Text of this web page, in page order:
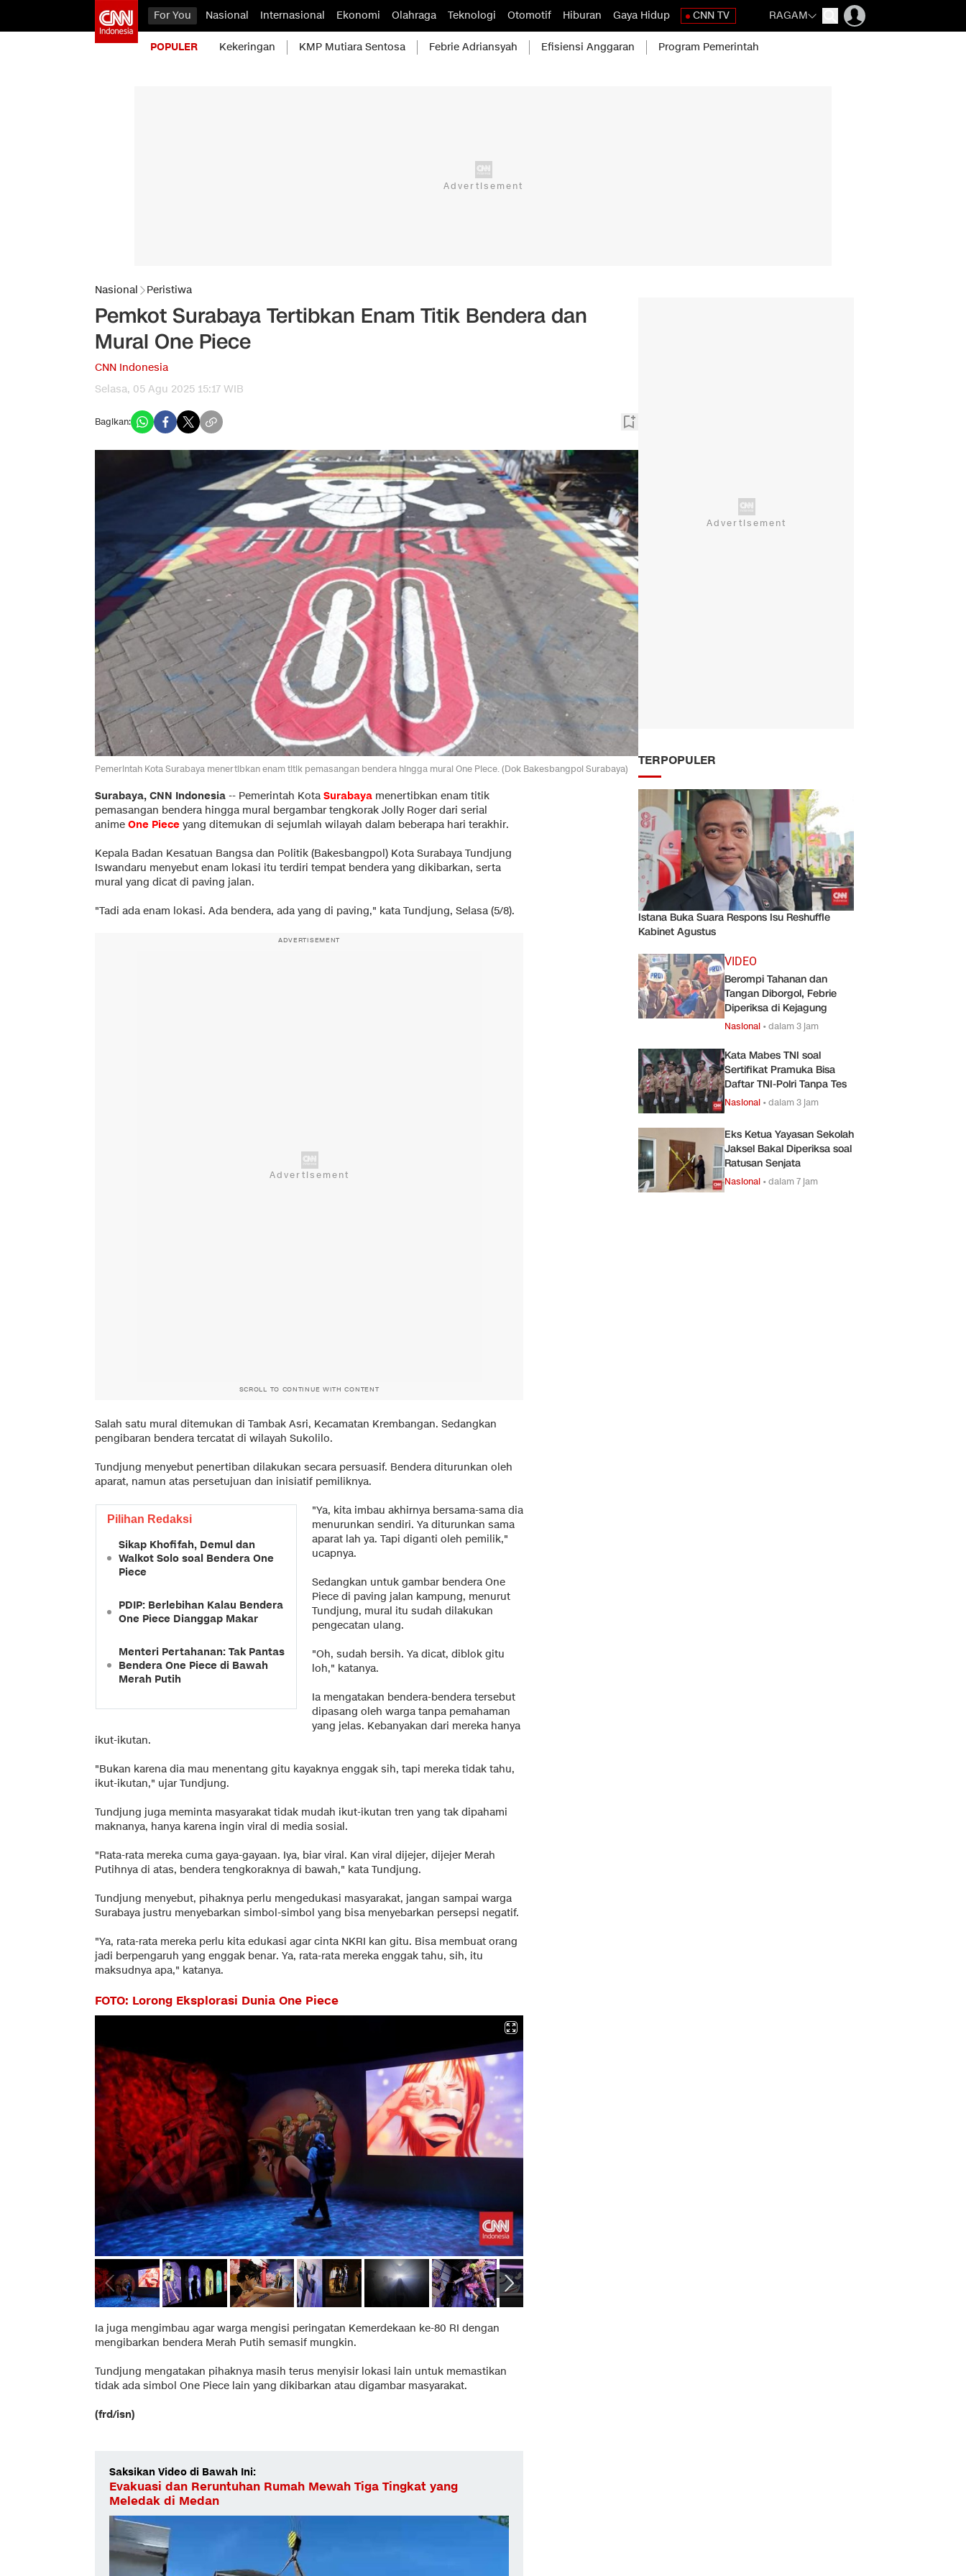
For You Nasional Internasional Ekonomi Olahraga Teknologi Otomotif Hiburan Gaya Hidup CNN TV RAGAM
POPULER Kekeringan KMP Mutiara Sentosa Febrie Adriansyah Efisiensi Anggaran Program Pemerintah
Nasional Peristiwa
Pemkot Surabaya Tertibkan Enam Titik Bendera dan
Mural One Piece
CNN Indonesia
Selasa, 05 Agu 2025 15:17 WIB
Bagikan:
Pemerintah Kota Surabaya menertibkan enam titik pemasangan bendera hingga mural One Piece. (Dok Bakesbangpol Surabaya)
Surabaya, CNN Indonesia -- Pemerintah Kota Surabaya menertibkan enam titik
pemasangan bendera hingga mural bergambar tengkorak Jolly Roger dari serial
anime One Piece yang ditemukan di sejumlah wilayah dalam beberapa hari terakhir.
Kepala Badan Kesatuan Bangsa dan Politik (Bakesbangpol) Kota Surabaya Tundjung
Iswandaru menyebut enam lokasi itu terdiri tempat bendera yang dikibarkan, serta
mural yang dicat di paving jalan.
"Tadi ada enam lokasi. Ada bendera, ada yang di paving," kata Tundjung, Selasa (5/8).
ADVERTISEMENT
SCROLL TO CONTINUE WITH CONTENT
Salah satu mural ditemukan di Tambak Asri, Kecamatan Krembangan. Sedangkan
pengibaran bendera tercatat di wilayah Sukolilo.
Tundjung menyebut penertiban dilakukan secara persuasif. Bendera diturunkan oleh
aparat, namun atas persetujuan dan inisiatif pemiliknya.
Pilihan Redaksi
Sikap Khofifah, Demul dan
Walkot Solo soal Bendera One
Piece
PDIP: Berlebihan Kalau Bendera
One Piece Dianggap Makar
Menteri Pertahanan: Tak Pantas
Bendera One Piece di Bawah
Merah Putih
"Ya, kita imbau akhirnya bersama-sama dia
menurunkan sendiri. Ya diturunkan sama
aparat lah ya. Tapi diganti oleh pemilik,"
ucapnya.
Sedangkan untuk gambar bendera One
Piece di paving jalan kampung, menurut
Tundjung, mural itu sudah dilakukan
pengecatan ulang.
"Oh, sudah bersih. Ya dicat, diblok gitu
loh," katanya.
Ia mengatakan bendera-bendera tersebut
dipasang oleh warga tanpa pemahaman
yang jelas. Kebanyakan dari mereka hanya
ikut-ikutan.
"Bukan karena dia mau menentang gitu kayaknya enggak sih, tapi mereka tidak tahu,
ikut-ikutan," ujar Tundjung.
Tundjung juga meminta masyarakat tidak mudah ikut-ikutan tren yang tak dipahami
maknanya, hanya karena ingin viral di media sosial.
"Rata-rata mereka cuma gaya-gayaan. Iya, biar viral. Kan viral dijejer, dijejer Merah
Putihnya di atas, bendera tengkoraknya di bawah," kata Tundjung.
Tundjung menyebut, pihaknya perlu mengedukasi masyarakat, jangan sampai warga
Surabaya justru menyebarkan simbol-simbol yang bisa menyebarkan persepsi negatif.
"Ya, rata-rata mereka perlu kita edukasi agar cinta NKRI kan gitu. Bisa membuat orang
jadi berpengaruh yang enggak benar. Ya, rata-rata mereka enggak tahu, sih, itu
maksudnya apa," katanya.
FOTO: Lorong Eksplorasi Dunia One Piece
Ia juga mengimbau agar warga mengisi peringatan Kemerdekaan ke-80 RI dengan
mengibarkan bendera Merah Putih semasif mungkin.
Tundjung mengatakan pihaknya masih terus menyisir lokasi lain untuk memastikan
tidak ada simbol One Piece lain yang dikibarkan atau digambar masyarakat.
(frd/isn)
Saksikan Video di Bawah Ini:
Evakuasi dan Reruntuhan Rumah Mewah Tiga Tingkat yang
Meledak di Medan
TERPOPULER
Istana Buka Suara Respons Isu Reshuffle
Kabinet Agustus
VIDEO
Berompi Tahanan dan
Tangan Diborgol, Febrie
Diperiksa di Kejagung
Nasional •dalam 3 jam
Kata Mabes TNI soal
Sertifikat Pramuka Bisa
Daftar TNI-Polri Tanpa Tes
Nasional •dalam 3 jam
Eks Ketua Yayasan Sekolah
Jaksel Bakal Diperiksa soal
Ratusan Senjata
Nasional •dalam 7 jam